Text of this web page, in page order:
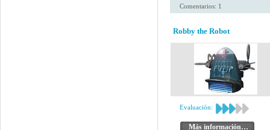
Comentarios: 1
Robby the Robot
Evaluación:
Más información…